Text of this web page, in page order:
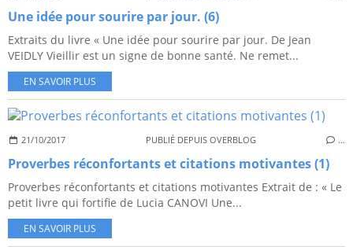
Une idée pour sourire par jour. (6)
Extraits du livre « Une idée pour sourire par jour. De Jean
VEIDLY Vieillir est un signe de bonne santé. Ne remet...
EN SAVOIR PLUS
21/10/2017 PUBLIÉ DEPUIS OVERBLOG …
Proverbes réconfortants et citations motivantes (1)
Proverbes réconfortants et citations motivantes Extrait de : « Le
petit livre qui fortifie de Lucia CANOVI Une...
EN SAVOIR PLUS